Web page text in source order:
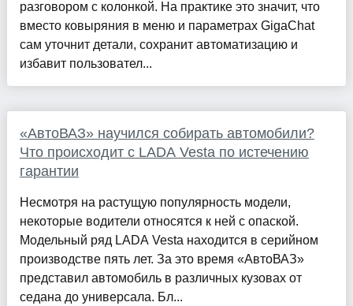
разговором с колонкой. На практике это значит, что
вместо ковыряния в меню и параметрах GigaChat
сам уточнит детали, сохранит автоматизацию и
избавит пользовател...
«АвтоВАЗ» научился собирать автомобили?
Что происходит с LADA Vesta по истечению
гарантии
Несмотря на растущую популярность модели,
некоторые водители относятся к ней с опаской.
Модельный ряд LADA Vesta находится в серийном
производстве пять лет. За это время «АвтоВАЗ»
представил автомобиль в различных кузовах от
седана до универсала. Бл...